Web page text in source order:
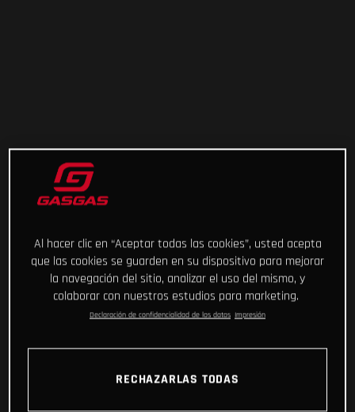
Al hacer clic en “Aceptar todas las cookies”, usted acepta
que las cookies se guarden en su dispositivo para mejorar
la navegación del sitio, analizar el uso del mismo, y
colaborar con nuestros estudios para marketing.
Declaración de confidencialidad de los datos Impresión
RECHAZARLAS TODAS